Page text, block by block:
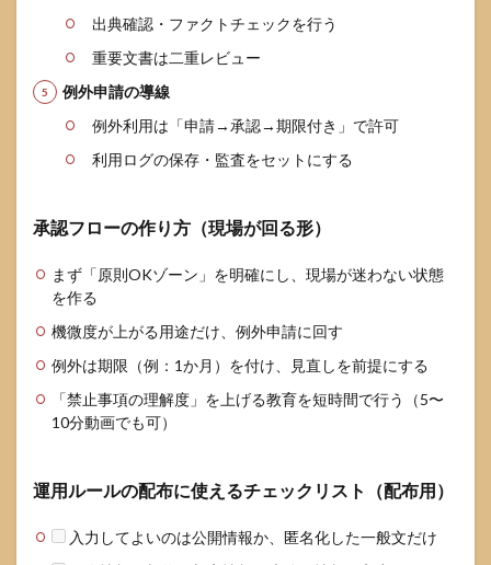
出典確認・ファクトチェックを行う
重要文書は二重レビュー
例外申請の導線
例外利用は「申請→承認→期限付き」で許可
利用ログの保存・監査をセットにする
承認フローの作り方（現場が回る形）
まず「原則OKゾーン」を明確にし、現場が迷わない状態
を作る
機微度が上がる用途だけ、例外申請に回す
例外は期限（例：1か月）を付け、見直しを前提にする
「禁止事項の理解度」を上げる教育を短時間で行う（5〜
10分動画でも可）
運用ルールの配布に使えるチェックリスト（配布用）
入力してよいのは公開情報か、匿名化した一般文だけ